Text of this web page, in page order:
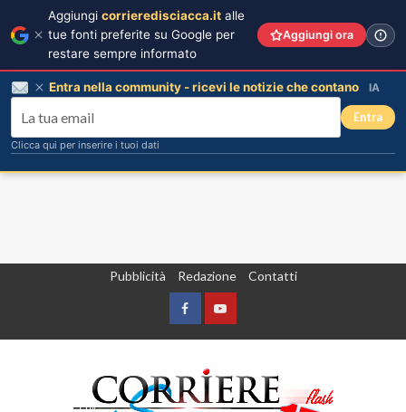
Pubblicità Redazione Contatti
FacebookYountube
Aggiungi corrieredisciacca.it alle
tue fonti preferite su Google per
restare sempre informato
Aggiungi ora
Entra nella community - ricevi le notizie che contano IA
Entra
Clicca qui per inserire i tuoi dati